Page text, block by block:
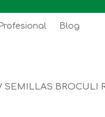
Blog
SEMILLAS BROCULI